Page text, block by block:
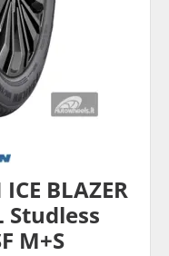
BLAZER
Studless
M+S